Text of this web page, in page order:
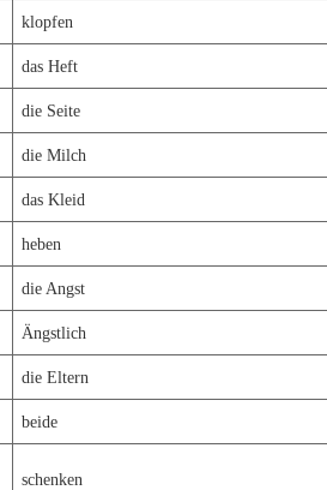
klopfen
das Heft
die Seite
die Milch
das Kleid
heben
die Angst
Ängstlich
die Eltern
beide
schenken